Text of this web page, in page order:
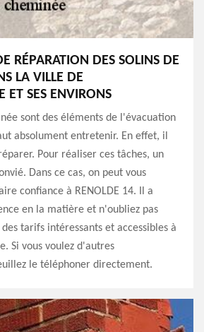
RÉPARATION DES SOLINS DE
LA VILLE DE
ET SES ENVIRONS
sont des éléments de l'évacuation
absolument entretenir. En effet, il
Pour réaliser ces tâches, un
Dans ce cas, on peut vous
confiance à RENOLDE 14. Il a
en la matière et n'oubliez pas
tarifs intéressants et accessibles à
Si vous voulez d'autres
le téléphoner directement.